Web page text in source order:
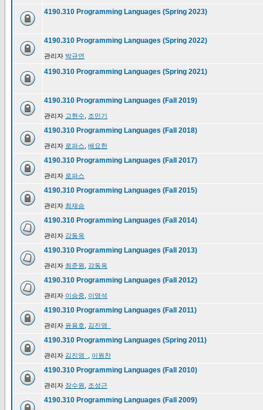
4190.310 Programming Languages (Spring 2023)
4190.310 Programming Languages (Spring 2022)
관리자 박규연
4190.310 Programming Languages (Spring 2021)
4190.310 Programming Languages (Fall 2019)
관리자 고현수 조민기
4190.310 Programming Languages (Fall 2018)
관리자 로파스 배요한
4190.310 Programming Languages (Fall 2017)
관리자 로파스
4190.310 Programming Languages (Fall 2015)
관리자 최재승
4190.310 Programming Languages (Fall 2014)
관리자 강동옥
4190.310 Programming Languages (Fall 2013)
관리자 최준원 강동옥
4190.310 Programming Languages (Fall 2012)
관리자 이승중 이영석
4190.310 Programming Languages (Fall 2011)
관리자 윤용호 김진영_
4190.310 Programming Languages (Spring 2011)
관리자 김진영_ 이원찬
4190.310 Programming Languages (Fall 2010)
관리자 장수원 조성근
4190.310 Programming Languages (Fall 2009)